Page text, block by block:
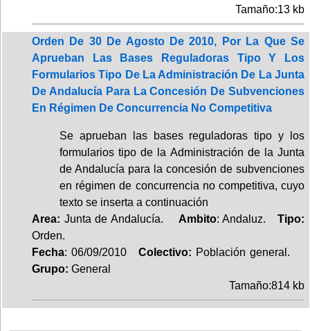
Tamaño:13 kb
Orden De 30 De Agosto De 2010, Por La Que Se
Aprueban Las Bases Reguladoras Tipo Y Los
Formularios Tipo De La Administración De La Junta
De Andalucía Para La Concesión De Subvenciones
En Régimen De Concurrencia No Competitiva
Se aprueban las bases reguladoras tipo y los
formularios tipo de la Administración de la Junta
de Andalucía para la concesión de subvenciones
en régimen de concurrencia no competitiva, cuyo
texto se inserta a continuación
Area: Junta de Andalucía. Ambito: Andaluz.Tipo:
Orden.
Fecha: 06/09/2010Colectivo: Población general.
Grupo: General
Tamaño:814 kb